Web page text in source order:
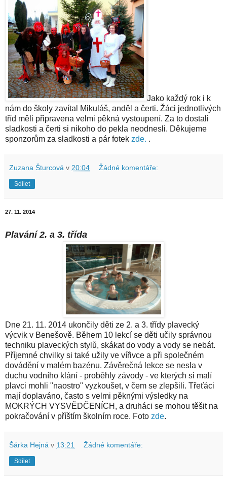
Jako každý rok i k
nám do školy zavítal Mikuláš, anděl a čerti. Žáci jednotlivých
tříd měli připravena velmi pěkná vystoupení. Za to dostali
sladkosti a čerti si nikoho do pekla neodnesli. Děkujeme
sponzorům za sladkosti a pár fotek zde. .
Zuzana Šturcová v 20:04 Žádné komentáře:
Sdílet
27. 11. 2014
Plavání 2. a 3. třída
Dne 21. 11. 2014 ukončily děti ze 2. a 3. třídy plavecký
výcvik v Benešově. Během 10 lekcí se děti učily správnou
techniku plaveckých stylů, skákat do vody a vody se nebát.
Příjemné chvilky si také užily ve vířivce a při společném
dovádění v malém bazénu. Závěrečná lekce se nesla v
duchu vodního klání - proběhly závody - ve kterých si malí
plavci mohli "naostro" vyzkoušet, v čem se zlepšili. Třeťáci
mají doplaváno, často s velmi pěknými výsledky na
MOKRÝCH VYSVĚDČENÍCH, a druháci se mohou těšit na
pokračování v příštím školním roce. Foto zde.
Šárka Hejná v 13:21 Žádné komentáře:
Sdílet